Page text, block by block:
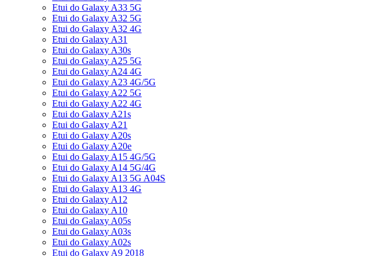
Etui do Galaxy A33 5G
Etui do Galaxy A32 5G
Etui do Galaxy A32 4G
Etui do Galaxy A31
Etui do Galaxy A30s
Etui do Galaxy A25 5G
Etui do Galaxy A24 4G
Etui do Galaxy A23 4G/5G
Etui do Galaxy A22 5G
Etui do Galaxy A22 4G
Etui do Galaxy A21s
Etui do Galaxy A21
Etui do Galaxy A20s
Etui do Galaxy A20e
Etui do Galaxy A15 4G/5G
Etui do Galaxy A14 5G/4G
Etui do Galaxy A13 5G A04S
Etui do Galaxy A13 4G
Etui do Galaxy A12
Etui do Galaxy A10
Etui do Galaxy A05s
Etui do Galaxy A03s
Etui do Galaxy A02s
Etui do Galaxy A9 2018